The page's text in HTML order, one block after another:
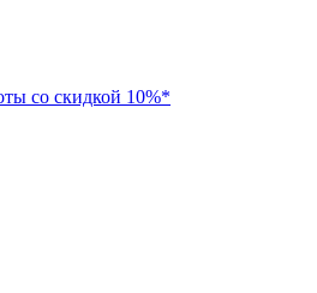
со скидкой 10%*